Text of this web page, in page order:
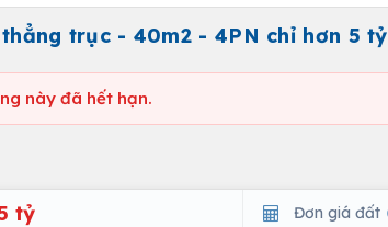
trục - 40m2 - 4PN chỉ hơn 5 tỷ
này đã hết hạn.
tỷ Đơn giá đất